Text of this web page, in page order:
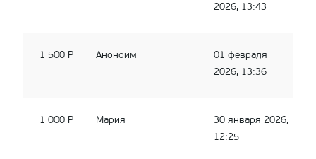
2026, 13:43
1 500 Р Аноноим
01 февраля
2026, 13:36
1 000 Р Мария
30 января 2026,
12:25